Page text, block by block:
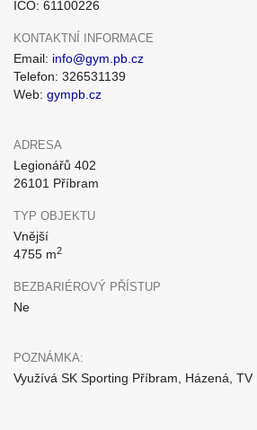
IČO: 61100226
KONTAKTNÍ INFORMACE
Email: info@gym.pb.cz
Telefon: 326531139
Web: gympb.cz
ADRESA
Legionářů 402
26101 Příbram
TYP OBJEKTU
Vnější
4755 m2
BEZBARIÉROVÝ PŘÍSTUP
Ne
POZNÁMKA:
Využívá SK Sporting Příbram, Házená, TV